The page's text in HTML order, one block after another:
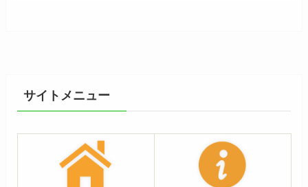
サイトメニュー